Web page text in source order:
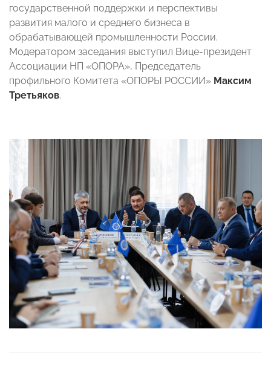
государственной поддержки и перспективы
развития малого и среднего бизнеса в
обрабатывающей промышленности России.
Модератором заседания выступил Вице-президент
Ассоциации НП «ОПОРА», Председатель
профильного Комитета «ОПОРЫ РОССИИ» Максим
Третьяков.